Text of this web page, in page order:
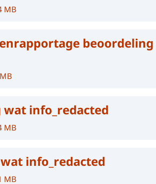
MB
wat info_redacted
MB
wat info_redacted
MB